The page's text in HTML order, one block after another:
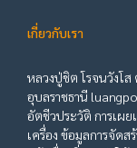
เกี่ยวกับเรา
หลวงปู่ชิต โรจนวังโส
อุบลราชธานี
อัตชีวประวัติ การเผ
เครื่อง ข้อมูลการจัดส